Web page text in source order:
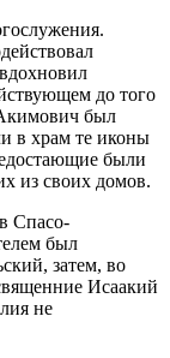
до того
был
в храм те иконы
были
из своих домов.
Спасо-
был
затем, во
Исаакий
не